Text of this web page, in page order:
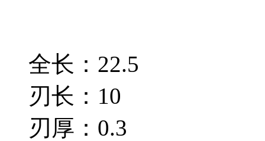
全长：22.5
刃长：10
刃厚：0.3